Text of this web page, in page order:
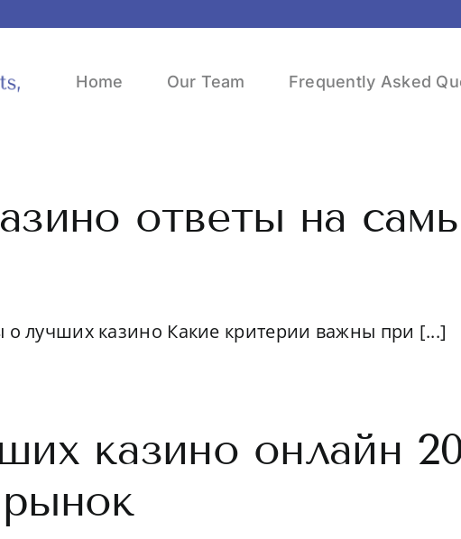
Home Our Team Frequently Asked
ответы на
о лучших казино Какие критерии важны при [...]
казино онлайн